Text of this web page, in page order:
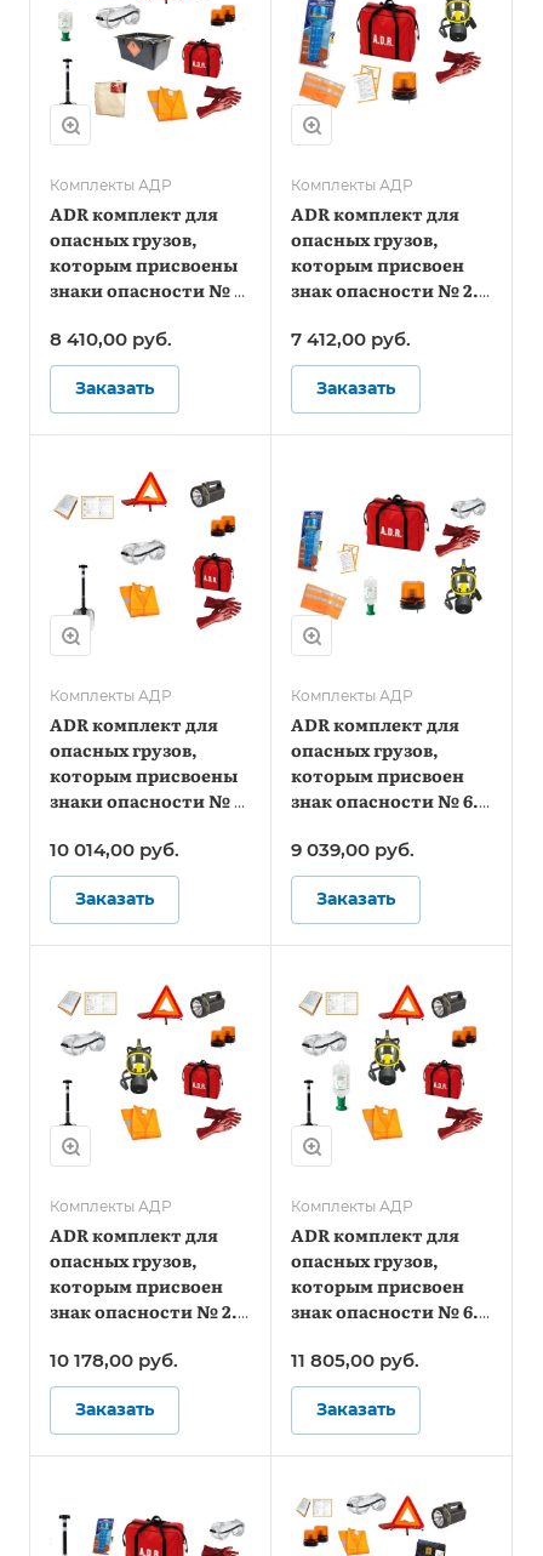
Комплекты АДР
ADR комплект для
опасных грузов,
которым присвоены
знаки опасности № 3,
ДОПОГ)
8 410,00 руб.
Заказать
Комплекты АДР
ADR комплект для
опасных грузов,
которым присвоен
знак опасности № 2.3
7 412,00 руб.
Заказать
Комплекты АДР
ADR комплект для
опасных грузов,
которым присвоены
знаки опасности № 3,
и ТР ТС 018/2011)
10 014,00 руб.
Заказать
Комплекты АДР
ADR комплект для
опасных грузов,
которым присвоен
знак опасности № 6.1
9 039,00 руб.
Заказать
Комплекты АДР
ADR комплект для
опасных грузов,
которым присвоен
знак опасности № 2.3
018/2011)
10 178,00 руб.
Заказать
Комплекты АДР
ADR комплект для
опасных грузов,
которым присвоен
знак опасности № 6.1
018/2011)
11 805,00 руб.
Заказать